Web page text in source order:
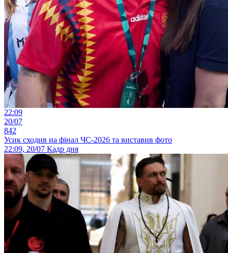
22:09
20/07
842
Усик сходив на фінал ЧС-2026 та виставив фото
22:09, 20/07 Кадр дня